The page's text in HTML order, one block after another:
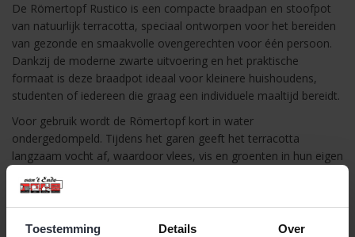
Toestemming Details Over
De Römertopf Rustico is een compacte braadpan en stoofpot
van natuurlijk terracotta, speciaal ontworpen voor het bereiden
van gezonde en smaakvolle ovengerechten voor één persoon.
Dankzij de moderne zwarte uitvoering en het praktische
formaat is deze braadpot ideaal voor kleinere huishoudens,
studenten of iedereen die graag een individuele maaltijd bereidt.
Voor gebruik wordt de Römertopf kort in water
ondergedompeld. Tijdens het garen geeft het terracotta
langzaam vocht af, waardoor vlees, vis en groenten in hun eigen
sappen worden bereid. Dit zorgt voor een gelijkmatige garing,
sappige gerechten en een volle, natuurlijke smaak. Bovendien is
er weinig tot geen extra vet nodig, waardoor je op een gezonde
manier kunt koken.